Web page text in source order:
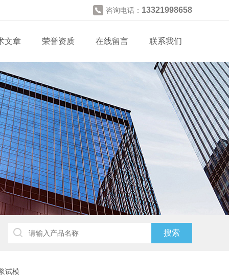
咨询电话： 13321998658
文章 荣誉资质 在线留言 联系我们
试模